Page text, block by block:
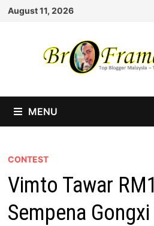
Skip
August 11, 2026
MENU
CONTEST
Vimto Tawar
Sempena